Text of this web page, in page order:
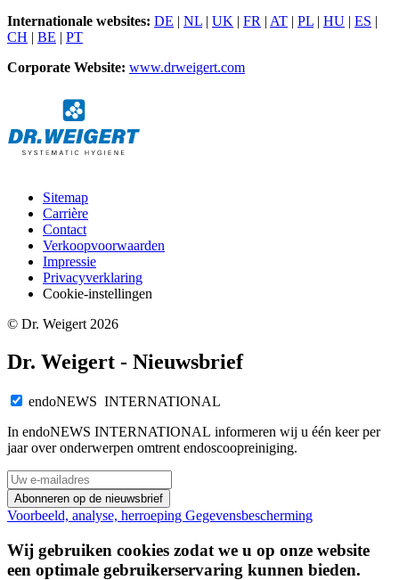
Internationale websites: DE | NL | UK | FR | AT | PL | HU | ES |
CH | BE | PT
Corporate Website: www.drweigert.com
Sitemap
Carrière
Contact
Verkoopvoorwaarden
Impressie
Privacyverklaring
Cookie-instellingen
© Dr. Weigert 2026
Dr. Weigert - Nieuwsbrief
endoNEWS INTERNATIONAL
In endoNEWS INTERNATIONAL informeren wij u één keer per
jaar over onderwerpen omtrent endoscoopreiniging.
Abonneren op de nieuwsbrief
Voorbeeld, analyse, herroeping Gegevensbescherming
Wij gebruiken cookies zodat we u op onze website
een optimale gebruikerservaring kunnen bieden.